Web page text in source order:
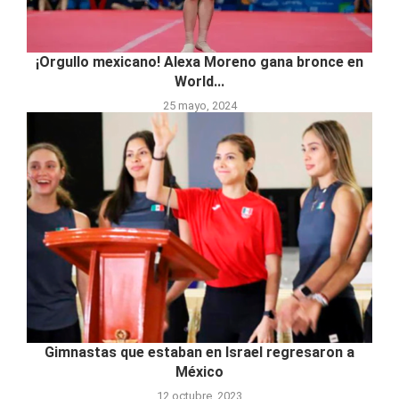
¡Orgullo mexicano! Alexa Moreno gana bronce en
World...
25 mayo, 2024
Gimnastas que estaban en Israel regresaron a
México
12 octubre, 2023